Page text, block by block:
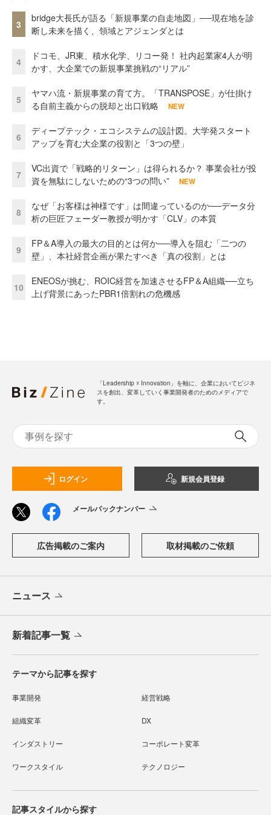
3
bridge大長氏が語る「新規事業の自走地図」──現在地を診
断し未来を描く、領域とアジェンダとは
4
ドコモ、JR東、積水化学、リコー発！ 社内起業家4人が明
かす、大企業での新規事業挑戦の“リアル”
5
ヤマハ流・新規事業の育て方。「TRANSPOSE」が仕掛け
る自前主義からの脱却と出口戦略
NEW
6
ディープテック・エコシステムの設計図。大学発スタート
アップを育む大企業の役割と「3つの壁」
7
VC出資で「戦略的リターン」は得られるか？ 事業会社が投
資を無駄にしないための“3つの問い”
NEW
8
なぜ「お客様は神様です」は間違っているのか──データ分
析の巨匠フェーダー教授が明かす「CLV」の本質
9
FP＆A導入の最大の目的とは何か──導入を阻む「二つの
壁」、本社経営企画が果たすべき「真の役割」とは
10
ENEOSが挑む、ROIC経営を加速させるFP＆A組織──立ち
上げ背景にあったPBR1倍割れの危機感
「Leadership ☓ Innovation」を軸に、企業においてビジネ
スを創出、変革していく事業開発者のためのメディアで
す。
ログイン 新規会員登録
メールバックナンバー
広告掲載のご案内 取材掲載のご依頼
ニュース
新着記事一覧
テーマから記事を探す
事業開発 経営戦略
組織変革 DX
インダストリー コーポレート変革
ワークスタイル テクノロジー
記事スタイルから探す